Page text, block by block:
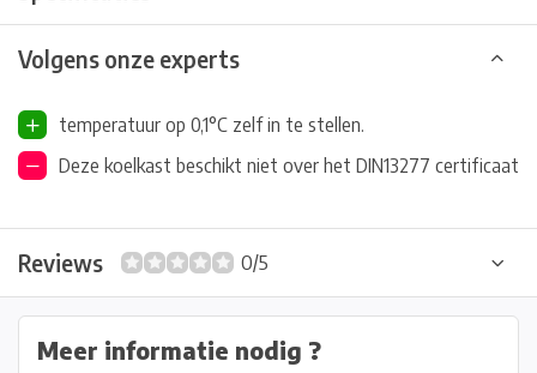
Volgens onze experts
temperatuur op 0,1°C zelf in te stellen.
Deze koelkast beschikt niet over het DIN13277 certificaat
Reviews 0/5
Meer informatie nodig ?